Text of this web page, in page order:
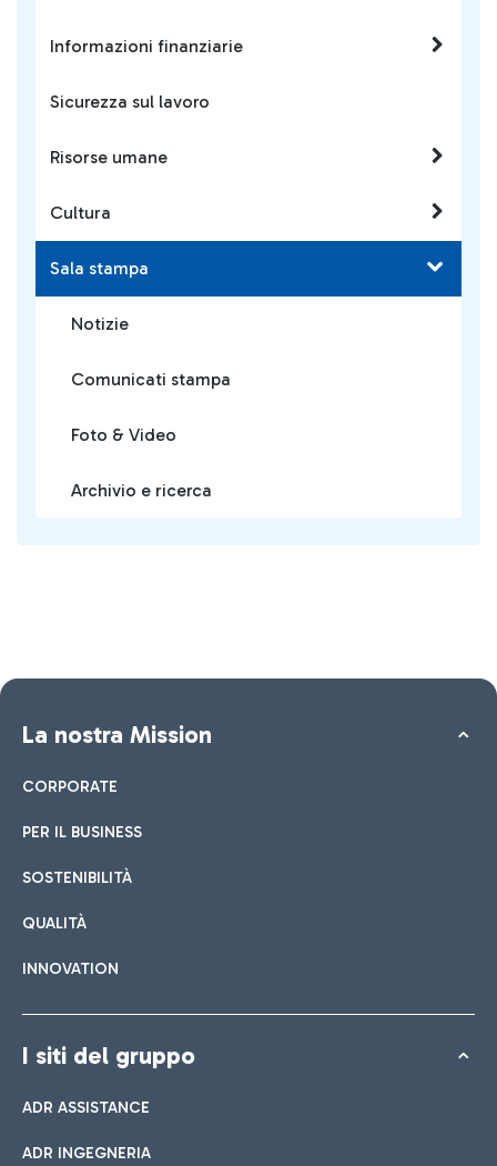
Informazioni finanziarie
Sicurezza sul lavoro
Risorse umane
Cultura
Sala stampa
Notizie
Comunicati stampa
Foto & Video
Archivio e ricerca
La nostra Mission
CORPORATE
PER IL BUSINESS
SOSTENIBILITÀ
QUALITÀ
INNOVATION
I siti del gruppo
ADR ASSISTANCE
ADR INGEGNERIA